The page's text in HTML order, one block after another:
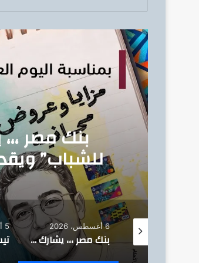
بنك مصر
للشباب”
للشمول
وزير البترول : يتفقد استئناف أعمال الحفر بحقل البركة في أسوان بعد توقف منذ عام 2022..
6 أغسطس، 2026
بنك مصر ،،، يشارك في فعالية “اليوم العالمي للشباب” ويقدم العديد من العروض المجانية دعمًا للشمول المالي تحت رعاية البنك المركزي المصري
5 أغسطس، 2026